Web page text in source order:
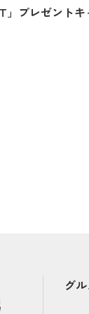
」プレゼントキ
グル